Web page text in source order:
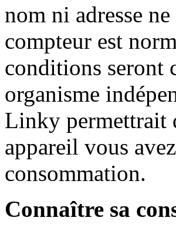
nom ni adresse
compteur est
conditions seront
organisme
Linky permettrait
appareil vous
consommation.
Connaître sa